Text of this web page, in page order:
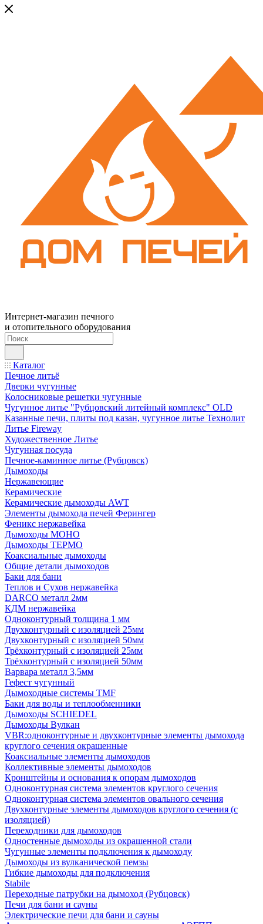
Интернет-магазин печного
и отопительного оборудования
Каталог
Печное литьё
Дверки чугунные
Колосниковые решетки чугунные
Чугунное литье "Рубцовский литейный комплекс" OLD
Казанные печи, плиты под казан, чугунное литье Технолит
Литье Fireway
Художественное Литье
Чугунная посуда
Печное-каминное литье (Рубцовск)
Дымоходы
Нержавеющие
Керамические
Керамические дымоходы AWT
Элементы дымохода печей Ферингер
Феникс нержавейка
Дымоходы МОНО
Дымоходы ТЕРМО
Коаксиальные дымоходы
Общие детали дымоходов
Баки для бани
Теплов и Сухов нержавейка
DARCO металл 2мм
КДМ нержавейка
Одноконтурный толщина 1 мм
Двухконтурный с изоляцией 25мм
Двухконтурный с изоляцией 50мм
Трёхконтурный с изоляцией 25мм
Трёхконтурный с изоляцией 50мм
Варвара металл 3,5мм
Гефест чугунный
Дымоходные системы TMF
Баки для воды и теплообменники
Дымоходы SCHIEDEL
Дымоходы Вулкан
VBR:одноконтурные и двухконтурные элементы дымохода
круглого сечения окрашенные
Коаксиальные элементы дымоходов
Коллективные элементы дымоходов
Кронштейны и основания к опорам дымоходов
Одноконтурная система элементов круглого сечения
Одноконтурная система элементов овального сечения
Двухконтурные элементы дымоходов круглого сечения (с
изоляцией)
Переходники для дымоходов
Одностенные дымоходы из окрашенной стали
Чугунные элементы подключения к дымоходу
Дымоходы из вулканической пемзы
Гибкие дымоходы для подключения
Stabile
Переходные патрубки на дымоход (Рубцовск)
Печи для бани и сауны
Электрические печи для бани и сауны